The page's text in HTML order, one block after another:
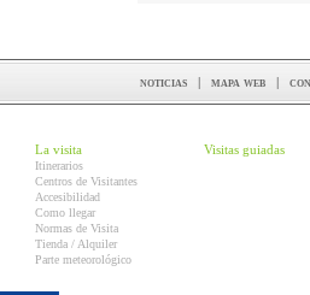
noticias | mapa web |
La visita
Itinerarios
Centros de Visitantes
Accesibilidad
Como llegar
Normas de Visita
Tienda / Alquiler
Parte meteorológico
Visitas guiadas